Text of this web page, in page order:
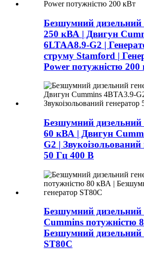
Безшумний дизельний
250 кВА | Двигун
6LTAA8.9-G2 |
струму Stamford |
Power потужністю 200
Безшумний дизельний
60 кВА | Двигун
G2 | Звукоізольований
50 Гц 400 В
Безшумний дизельний
Cummins потужністю
Безшумний дизельний
ST80C